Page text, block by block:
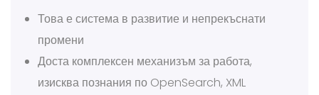
Това е система в развитие и непрекъснати
промени
Доста комплексен механизъм за работа,
изисква познания по OpenSearch, XML